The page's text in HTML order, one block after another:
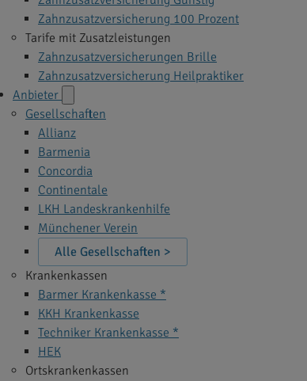
Zahnzusatzversicherung 100 Prozent
Tarife mit Zusatzleistungen
Zahnzusatzversicherungen Brille
Zahnzusatzversicherung Heilpraktiker
Anbieter
Gesellschaften
Allianz
Barmenia
Concordia
Continentale
LKH Landeskrankenhilfe
Münchener Verein
Alle Gesellschaften >
Krankenkassen
Barmer Krankenkasse *
KKH Krankenkasse
Techniker Krankenkasse *
HEK
Ortskrankenkassen